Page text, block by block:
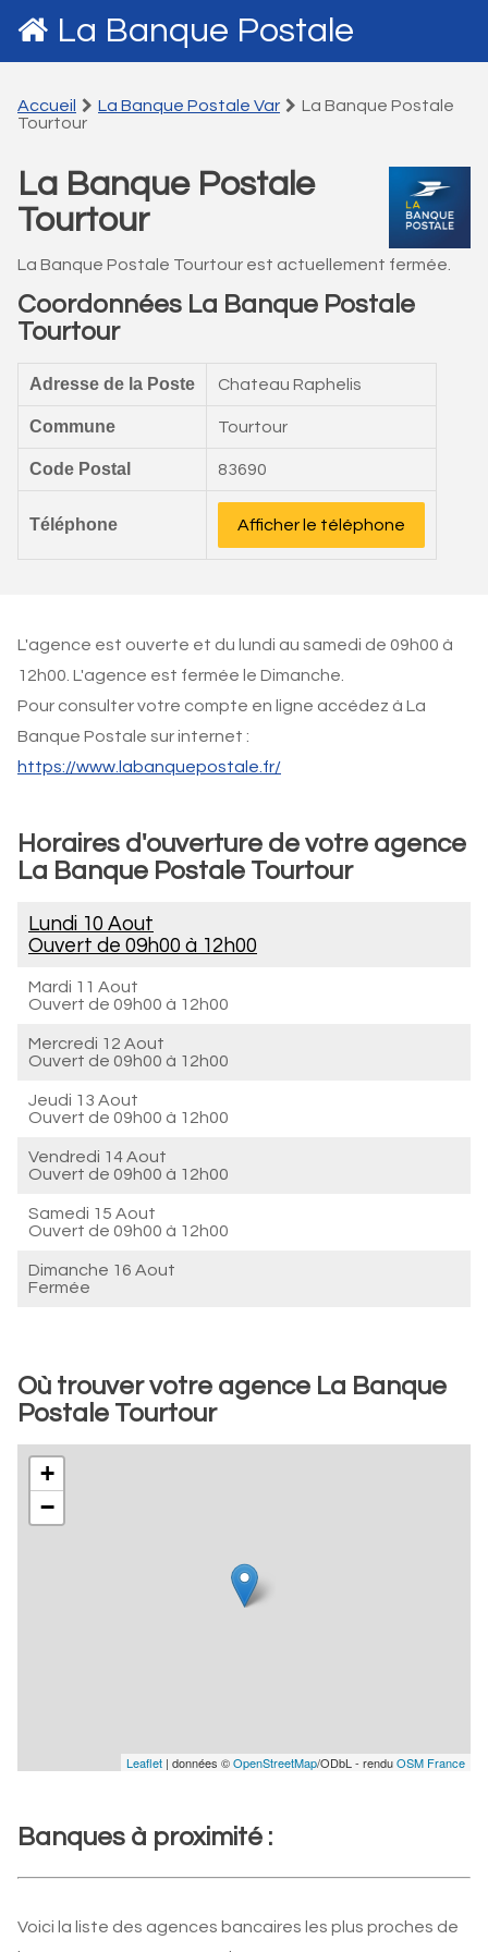
La Banque Postale
Accueil La Banque Postale Var
La Banque Postale
Tourtour
La Banque Postale
Tourtour
La Banque Postale Tourtour est actuellement fermée.
Coordonnées La Banque Postale
Tourtour
Adresse de la Poste Chateau Raphelis
Commune Tourtour
Code Postal 83690
Téléphone Afficher le téléphone
L'agence est ouverte et du lundi au samedi de 09h00 à
12h00. L'agence est fermée le Dimanche.
Pour consulter votre compte en ligne accédez à La
Banque Postale sur internet :
https://www.labanquepostale.fr/
Horaires d'ouverture de votre agence
La Banque Postale Tourtour
Lundi 10 Aout
Ouvert de 09h00 à 12h00
Mardi 11 Aout
Ouvert de 09h00 à 12h00
Mercredi 12 Aout
Ouvert de 09h00 à 12h00
Jeudi 13 Aout
Ouvert de 09h00 à 12h00
Vendredi 14 Aout
Ouvert de 09h00 à 12h00
Samedi 15 Aout
Ouvert de 09h00 à 12h00
Dimanche 16 Aout
Fermée
Où trouver votre agence La Banque
Postale Tourtour
+
−
Leaflet | données ©OpenStreetMap/ODbL - renduOSM France
Banques à proximité :
Voici la liste des agences bancaires les plus proches de